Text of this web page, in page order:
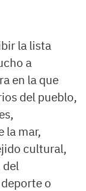
la lista
a
en la que
del pueblo,
la mar,
cultural,
del
o